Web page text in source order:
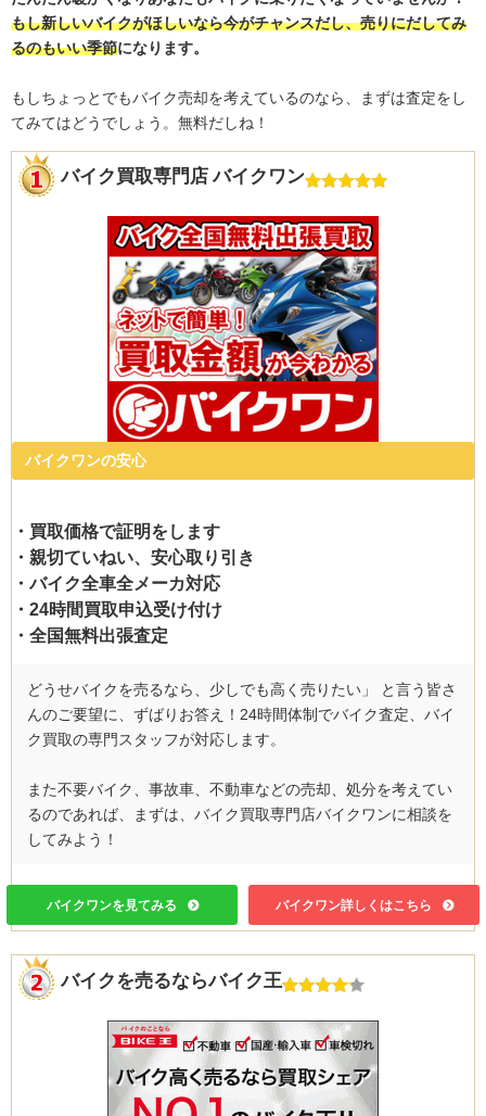
もし新しいバイクがほしいなら今がチャンスだし、売りにだしてみ
るのもいい季節になります。
もしちょっとでもバイク売却を考えているのなら、まずは査定をし
てみてはどうでしょう。無料だしね！
バイク買取専門店 バイクワン
バイクワンの安心
・買取価格で証明をします
・親切ていねい、安心取り引き
・バイク全車全メーカ対応
・24時間買取申込受け付け
・全国無料出張査定
どうせバイクを売るなら、少しでも高く売りたい」 と言う皆さ
んのご要望に、ずばりお答え！24時間体制でバイク査定、バイ
ク買取の専門スタッフが対応します。
また不要バイク、事故車、不動車などの売却、処分を考えてい
るのであれば、まずは、バイク買取専門店バイクワンに相談を
してみよう！
バイクワンを見てみる バイクワン詳しくはこちら
バイクを売るならバイク王